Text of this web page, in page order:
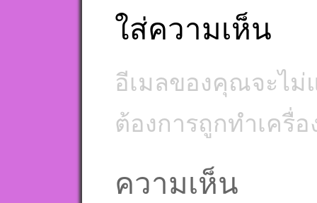
ใส่ความเห็น
อีเมลของคุณจะไ
ต้องการถูกทำเครื่
ความเห็น